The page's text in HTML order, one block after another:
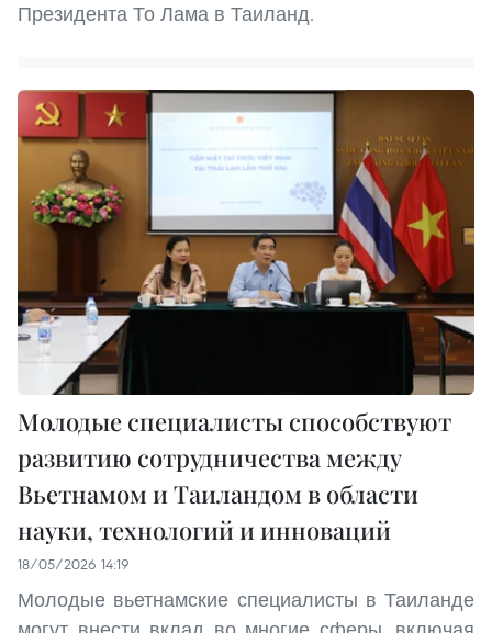
Президента То Лама в Таиланд.
Молодые специалисты способствуют
развитию сотрудничества между
Вьетнамом и Таиландом в области
науки, технологий и инноваций
18/05/2026 14:19
Молодые вьетнамские специалисты в Таиланде